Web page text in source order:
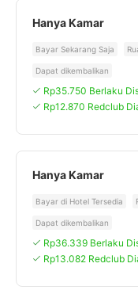
Hanya Kamar
Bayar Sekarang Saja
Dapat dikembalikan
Rp35.750 Berlaku
Rp12.870 Redclub
Hanya Kamar
Bayar di Hotel Tersedia
Dapat dikembalikan
Rp36.339 Berlaku
Rp13.082 Redclub